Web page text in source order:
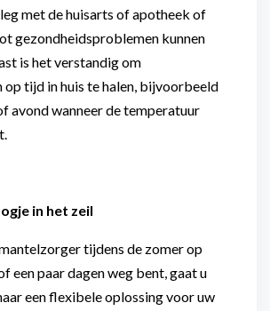
met de huisarts of apotheek of
gezondheidsproblemen kunnen
is het verstandig om
op tijd in huis te halen, bijvoorbeeld
avond wanneer de temperatuur
in het zeil
tijdens de zomer op
een paar dagen weg bent, gaat u
een flexibele oplossing voor uw